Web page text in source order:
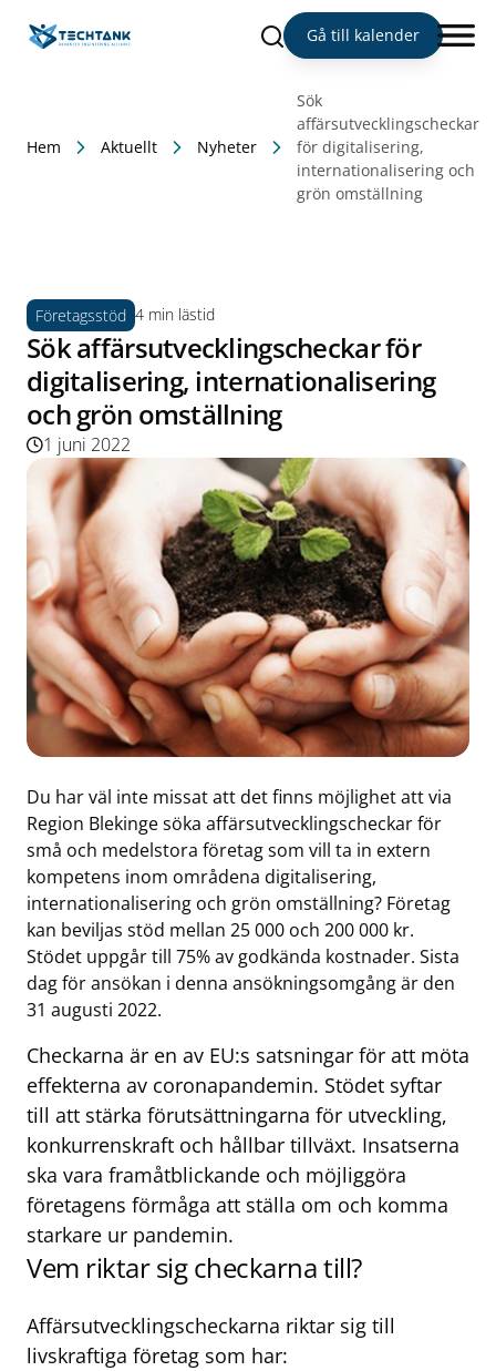
Sök Gå till kalender
Hem Aktuellt Nyheter
Sök
affärsutvecklingscheckar
för digitalisering,
internationalisering och
grön omställning
Företagsstöd 4 min lästid
Sök affärsutvecklingscheckar för
digitalisering, internationalisering
och grön omställning
1 juni 2022
Du har väl inte missat att det finns möjlighet att via
Region Blekinge söka affärsutvecklingscheckar för
små och medelstora företag som vill ta in extern
kompetens inom områdena digitalisering,
internationalisering och grön omställning? Företag
kan beviljas stöd mellan 25 000 och 200 000 kr.
Stödet uppgår till 75% av godkända kostnader. Sista
dag för ansökan i denna ansökningsomgång är den
31 augusti 2022.
Checkarna är en av EU:s satsningar för att möta
effekterna av coronapandemin. Stödet syftar
till att stärka förutsättningarna för utveckling,
konkurrenskraft och hållbar tillväxt. Insatserna
ska vara framåtblickande och möjliggöra
företagens förmåga att ställa om och komma
starkare ur pandemin.
Vem riktar sig checkarna till?
Affärsutvecklingscheckarna riktar sig till
livskraftiga företag som har: